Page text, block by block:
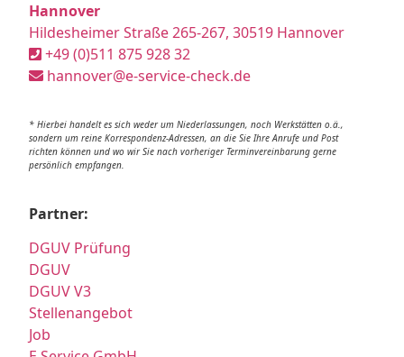
Hannover
Hildesheimer Straße 265-267, 30519 Hannover
+49 (0)511 875 928 32
hannover@e-service-check.de
* Hierbei handelt es sich weder um Niederlassungen, noch Werkstätten o.ä.,
sondern um reine Korrespondenz-Adressen, an die Sie Ihre Anrufe und Post
richten können und wo wir Sie nach vorheriger Terminvereinbarung gerne
persönlich empfangen.
Partner:
DGUV Prüfung
DGUV
DGUV V3
Stellenangebot
Job